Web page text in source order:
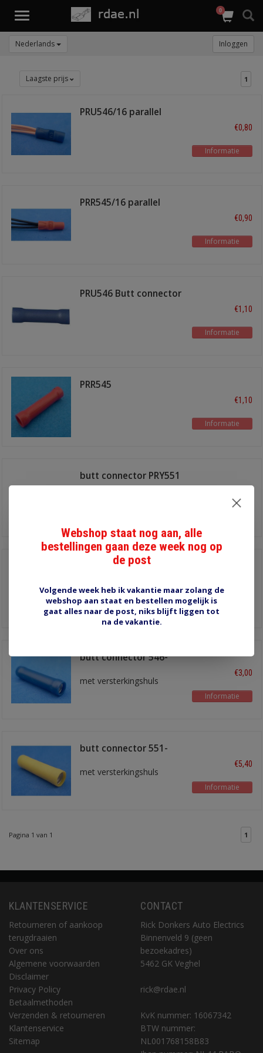
Toggle
0
Nederlands Inloggen
Laagste prijs 1
PRU546/16 parallel
€0,80
Informatie
PRR545/16 parallel
€0,90
Informatie
PRU546 Butt connector
€1,10
Informatie
PRR545
€1,10
Informatie
butt connector PRY551
butt connector
met versterkingshuls
Informatie
butt connector 546-
met versterkingshuls
€3,00
Informatie
butt connector 551-
met versterkingshuls
€5,40
Informatie
Pagina 1 van 1 1
KLANTENSERVICE
Retourneren of aankoop
terugdraaien
Over ons
Algemene voorwaarden
Disclaimer
Privacy Policy
Betaalmethoden
Verzenden & retourneren
Klantenservice
Sitemap
CONTACT
Rick Donkers Auto Electrics
Binnenveld 9 (geen
bezoekadres)
5462 GK Veghel
rick@rdae.nl
KvK nummer: 16067342
BTW nummer:
NL001768158B83
Webshop staat nog aan, alle
bestellingen gaan deze week nog op
de post
Volgende week heb ik vakantie maar zolang de
webshop aan staat en bestellen mogelijk is
gaat alles naar de post, niks blijft liggen tot
na de vakantie.